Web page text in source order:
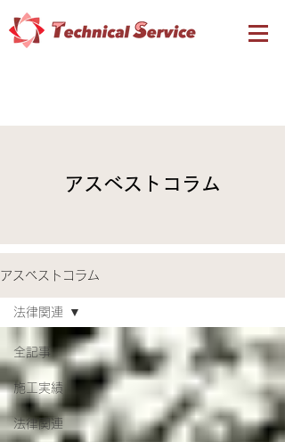
​アスベストコラム
アスベストコラム
全記事
施工実績
法律関連
法律関連